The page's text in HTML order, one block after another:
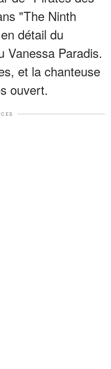
"The Ninth
détail du
Vanessa Paradis.
et la chanteuse
ouvert.